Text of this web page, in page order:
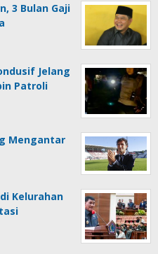
3 Bulan Gaji
Jelang
Patroli
Mengantar
Kelurahan